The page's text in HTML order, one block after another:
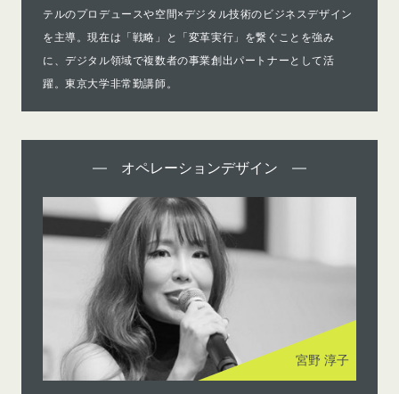
テルのプロデュースや空間×デジタル技術のビジネスデザイン
を主導。現在は「戦略」と「変革実行」を繋ぐことを強み
に、デジタル領域で複数者の事業創出パートナーとして活
躍。東京大学非常勤講師。
オペレーションデザイン
宮野 淳子